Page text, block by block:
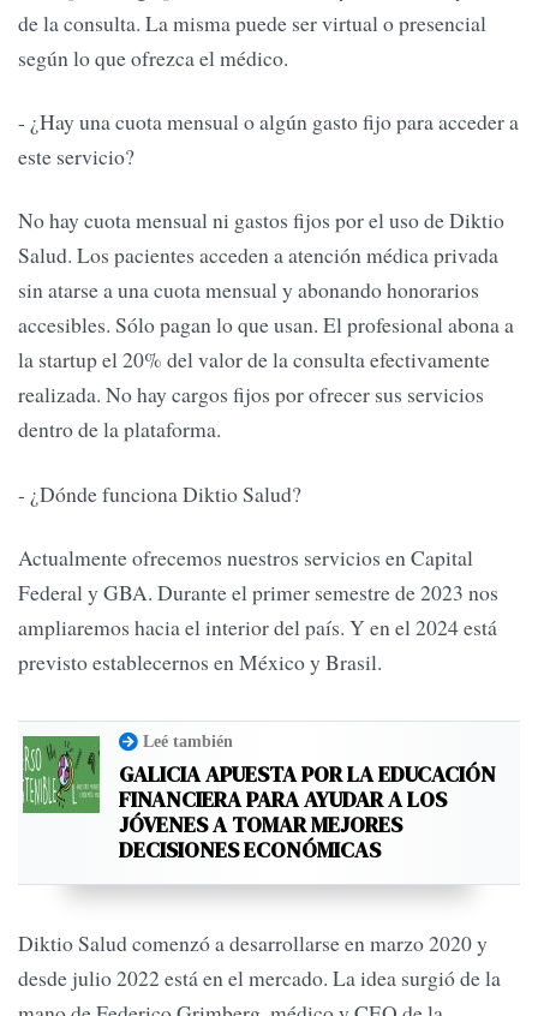
de la consulta. La misma puede ser virtual o presencial
según lo que ofrezca el médico.
- ¿Hay una cuota mensual o algún gasto fijo para acceder a
este servicio?
No hay cuota mensual ni gastos fijos por el uso de Diktio
Salud. Los pacientes acceden a atención médica privada
sin atarse a una cuota mensual y abonando honorarios
accesibles. Sólo pagan lo que usan. El profesional abona a
la startup el 20% del valor de la consulta efectivamente
realizada. No hay cargos fijos por ofrecer sus servicios
dentro de la plataforma.
- ¿Dónde funciona Diktio Salud?
Actualmente ofrecemos nuestros servicios en Capital
Federal y GBA. Durante el primer semestre de 2023 nos
ampliaremos hacia el interior del país. Y en el 2024 está
previsto establecernos en México y Brasil.
Leé también
GALICIA APUESTA POR LA EDUCACIÓN
FINANCIERA PARA AYUDAR A LOS
JÓVENES A TOMAR MEJORES
DECISIONES ECONÓMICAS
Diktio Salud comenzó a desarrollarse en marzo 2020 y
desde julio 2022 está en el mercado. La idea surgió de la